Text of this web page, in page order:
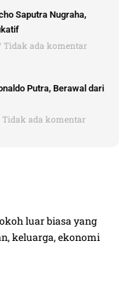
Saputra Nugraha,
Tidak ada komentar
Putra, Berawal dari
Tidak ada komentar
luar biasa yang
keluarga, ekonomi